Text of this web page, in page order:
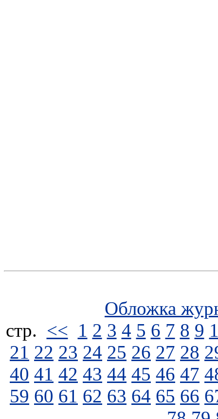
Обложка
стp. << 1 2 3 4 5 6 7 8 9
21 22 23 24 25 26 27 28
40 41 42 43 44 45 46 47
59 60 61 62 63 64 65 66